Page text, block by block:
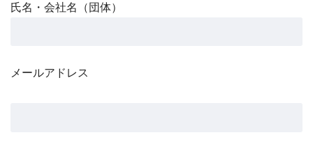
氏名・会社名（団体）
メールアドレス